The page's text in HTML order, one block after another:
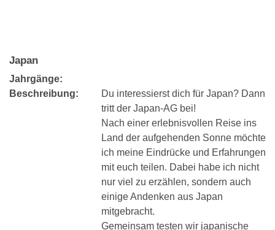
Japan
Jahrgänge:
Beschreibung:
Du interessierst dich für Japan? Dann
tritt der Japan-AG bei!
Nach einer erlebnisvollen Reise ins
Land der aufgehenden Sonne möchte
ich meine Eindrücke und Erfahrungen
mit euch teilen. Dabei habe ich nicht
nur viel zu erzählen, sondern auch
einige Andenken aus Japan
mitgebracht.
Gemeinsam testen wir japanische